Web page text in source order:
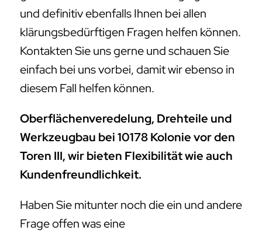
und definitiv ebenfalls Ihnen bei allen
klärungsbedürftigen Fragen helfen können.
Kontakten Sie uns gerne und schauen Sie
einfach bei uns vorbei, damit wir ebenso in
diesem Fall helfen können.
Oberflächenveredelung, Drehteile und
Werkzeugbau bei 10178 Kolonie vor den
Toren III, wir bieten Flexibilität wie auch
Kundenfreundlichkeit.
Haben Sie mitunter noch die ein und andere
Frage offen was eine